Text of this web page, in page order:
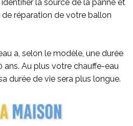
identifier la source de la panne et
réparation de votre ballon
a, selon le modèle, une durée
ans. Au plus votre chauffe-eau
durée de vie sera plus longue.